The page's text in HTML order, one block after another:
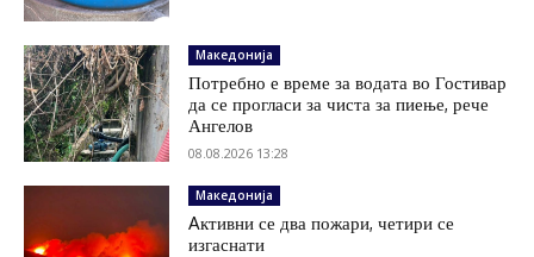
Македонија
Потребно е време за водата во Гостивар
да се прогласи за чиста за пиење, рече
Ангелов
08.08.2026 13:28
Македонија
Aктивни се два пожари, четири се
изгаснати